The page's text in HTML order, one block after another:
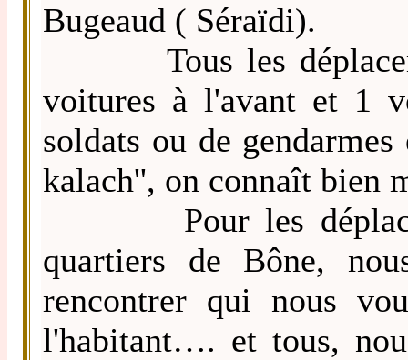
Bugeaud ( Séraïdi).
Tous les
voitures à l'avant et 1
soldats ou de
kalach'', on connaît bien
Pour les
quartiers de Bône,
rencontrer qui nous
l'habitant…. et tous,